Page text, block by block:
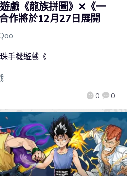
戲《龍族拼圖》✕《一
作將於12月27日展開
0 0
手機遊戲《